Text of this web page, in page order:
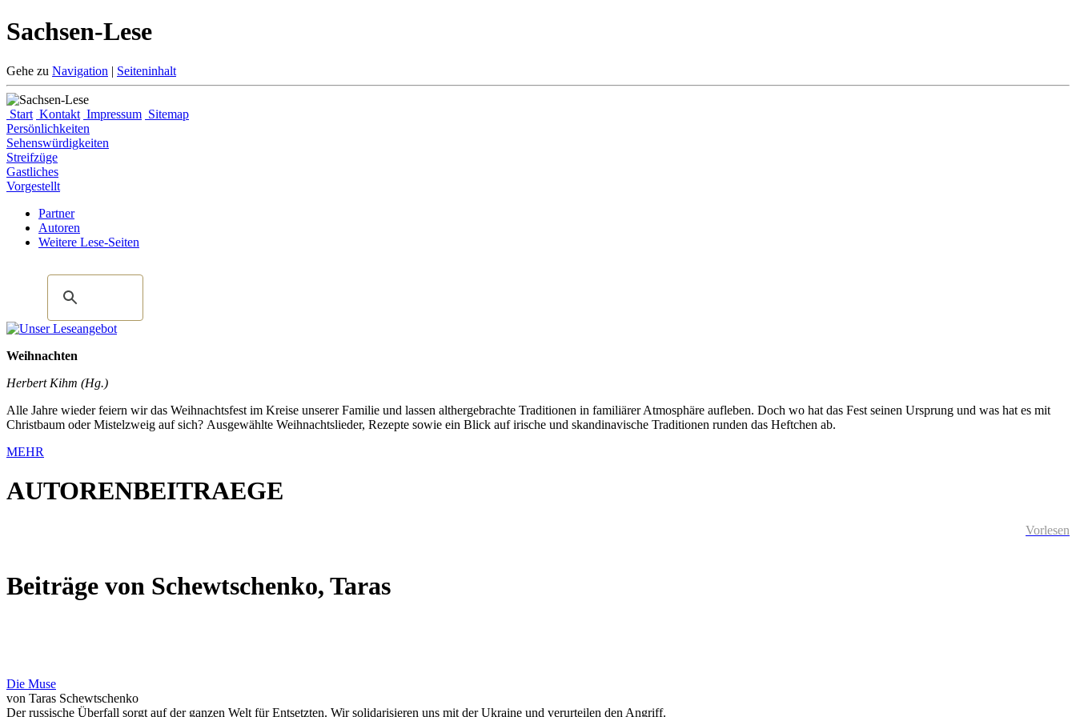
Sachsen-Lese
Gehe zu Navigation | Seiteninhalt
Start Kontakt Impressum Sitemap
Persönlichkeiten
Sehenswürdigkeiten
Streifzüge
Gastliches
Vorgestellt
Partner
Autoren
Weitere Lese-Seiten
Weihnachten
Herbert Kihm (Hg.)
Alle Jahre wieder feiern wir das Weihnachtsfest im Kreise unserer Familie und lassen althergebrachte Traditionen in familiärer Atmosphäre aufleben. Doch wo hat das Fest seinen Ursprung und was hat es mit
Christbaum oder Mistelzweig auf sich? Ausgewählte Weihnachtslieder, Rezepte sowie ein Blick auf irische und skandinavische Traditionen runden das Heftchen ab.
MEHR
AUTORENBEITRAEGE
Vorlesen
Beiträge von Schewtschenko, Taras
Die Muse
von Taras Schewtschenko
Der russische Überfall sorgt auf der ganzen Welt für Entsetzten. Wir solidarisieren uns mit der Ukraine und verurteilen den Angriff.